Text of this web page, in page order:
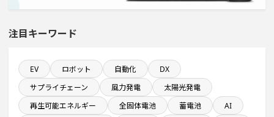
発電設備の導入を含む工場プロジェクト
半導体設備に投資する設備新設計画
金融・保険事業を営む会社で10億円以上投資する設備新
設計画
注目キーワード
EV ロボット 自動化
DX
サプライチェーン
風力発電
太陽光発電
再生可能エネルギー
全固体電池 蓄電池 AI